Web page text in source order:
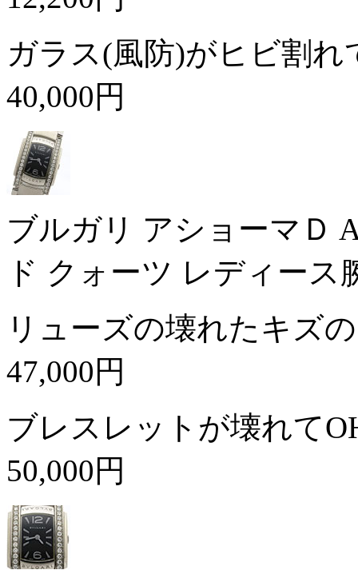
ガラス(風防)がヒビ割
40,000円
ブルガリ アショーマＤ
ド クォーツ レディース
リューズの壊れたキズ
47,000円
ブレスレットが壊れて
50,000円